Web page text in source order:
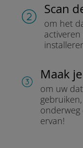
Scan
om het
activeren
Maak
om uw
ervan!